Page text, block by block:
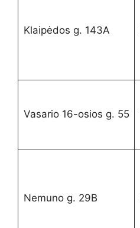
Klaipėdos g. 143A
Vasario 16-osios g. 55
Nemuno g. 29B